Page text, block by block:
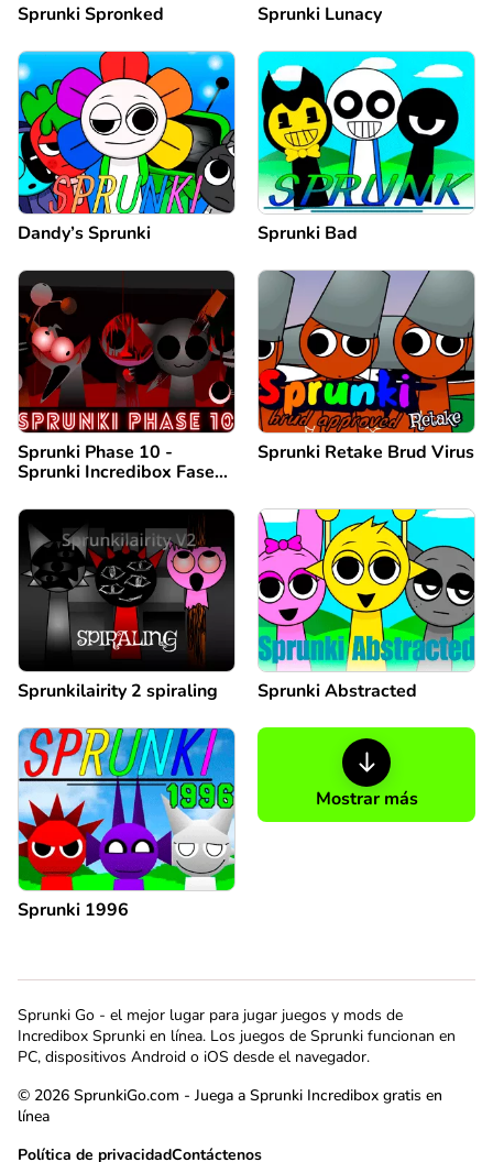
Sprunki Spronked Sprunki Lunacy
Dandy’s Sprunki Sprunki Bad
Sprunki Phase 10 -
Sprunki Incredibox Fase
Sprunki Retake Brud Virus
Sprunkilairity 2 spiraling Sprunki Abstracted
Sprunki 1996
Mostrar más
Sprunki Go - el mejor lugar para jugar juegos y mods de
Incredibox Sprunki en línea. Los juegos de Sprunki funcionan en
PC, dispositivos Android o iOS desde el navegador.
© 2026 SprunkiGo.com - Juega a Sprunki Incredibox gratis en
línea
Política de privacidadContáctenos